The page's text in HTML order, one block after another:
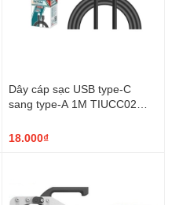
Dây cáp sạc USB type-C
sang type-A 1M TIUCC02
18.000₫